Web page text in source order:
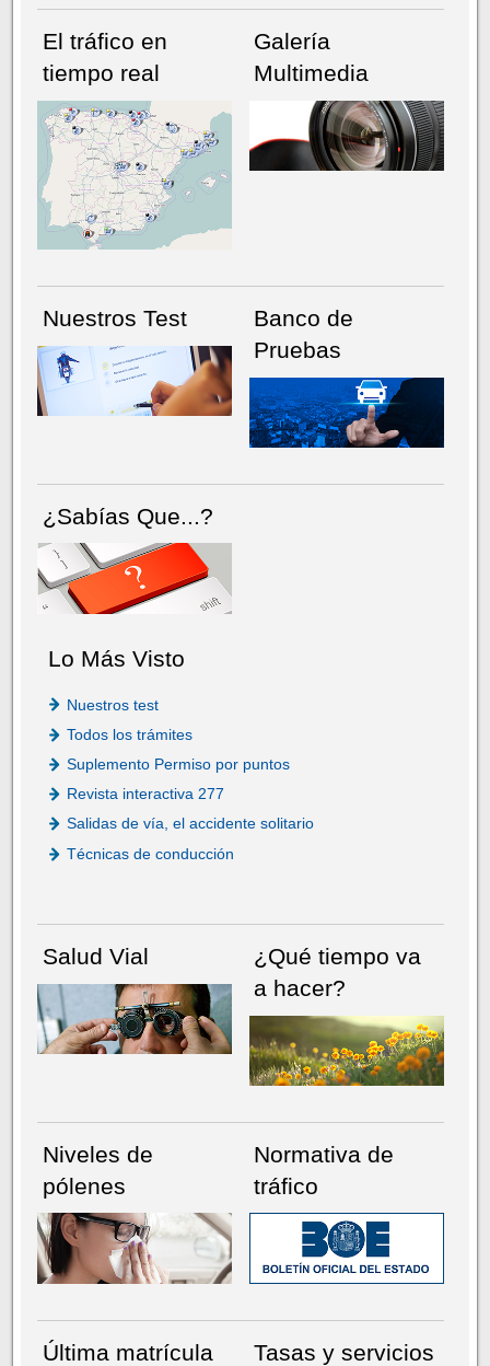
NÚMERO ACTUALHEMEROTECA
El tráfico en
tiempo real
Galería
Multimedia
Nuestros Test
Banco de
Pruebas
¿Sabías Que...?
Lo Más Visto
Nuestros test
Todos los trámites
Suplemento Permiso por puntos
Revista interactiva 277
Salidas de vía, el accidente solitario
Técnicas de conducción
Salud Vial
¿Qué tiempo va
a hacer?
Niveles de
pólenes
Normativa de
tráfico
Última matrícula
Tasas y servicios